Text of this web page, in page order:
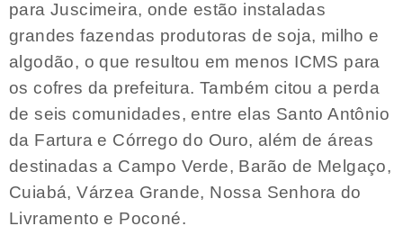
para Juscimeira, onde estão instaladas
grandes fazendas produtoras de soja, milho e
algodão, o que resultou em menos ICMS para
os cofres da prefeitura. Também citou a perda
de seis comunidades, entre elas Santo Antônio
da Fartura e Córrego do Ouro, além de áreas
destinadas a Campo Verde, Barão de Melgaço,
Cuiabá, Várzea Grande, Nossa Senhora do
Livramento e Poconé.